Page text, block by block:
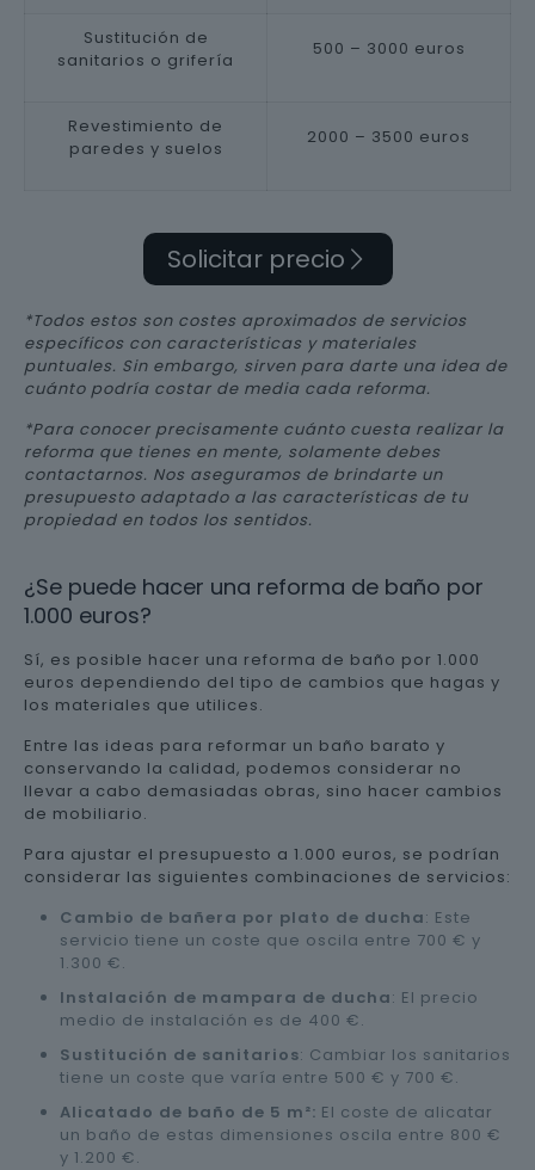
Sustitución de
sanitarios o grifería
500 – 3000 euros
Revestimiento de
paredes y suelos
2000 – 3500 euros
Solicitar precio
*Todos estos son costes aproximados de servicios
específicos con características y materiales
puntuales. Sin embargo, sirven para darte una idea de
cuánto podría costar de media cada reforma.
*Para conocer precisamente cuánto cuesta realizar la
reforma que tienes en mente, solamente debes
contactarnos. Nos aseguramos de brindarte un
presupuesto adaptado a las características de tu
propiedad en todos los sentidos.
¿Se puede hacer una reforma de baño por
1.000 euros?
Sí, es posible hacer una reforma de baño por 1.000
euros dependiendo del tipo de cambios que hagas y
los materiales que utilices.
Entre las ideas para reformar un baño barato y
conservando la calidad, podemos considerar no
llevar a cabo demasiadas obras, sino hacer cambios
de mobiliario.
Para ajustar el presupuesto a 1.000 euros, se podrían
considerar las siguientes combinaciones de servicios:
Cambio de bañera por plato de ducha: Este
servicio tiene un coste que oscila entre 700 € y
1.300 €.
Instalación de mampara de ducha: El precio
medio de instalación es de 400 €.
Sustitución de sanitarios: Cambiar los sanitarios
tiene un coste que varía entre 500 € y 700 €.
Alicatado de baño de 5 m²: El coste de alicatar
un baño de estas dimensiones oscila entre 800 €
y 1.200 €.